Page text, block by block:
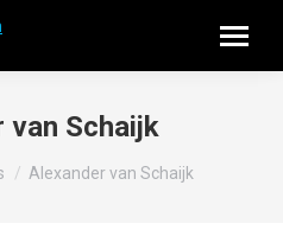
van Schaijk
Alexander van Schaijk